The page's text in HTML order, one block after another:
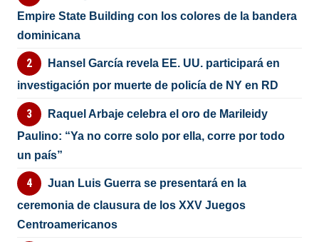
Empire State Building con los colores de la bandera
dominicana
Hansel García revela EE. UU. participará en
investigación por muerte de policía de NY en RD
Raquel Arbaje celebra el oro de Marileidy
Paulino: “Ya no corre solo por ella, corre por todo
un país”
Juan Luis Guerra se presentará en la
ceremonia de clausura de los XXV Juegos
Centroamericanos